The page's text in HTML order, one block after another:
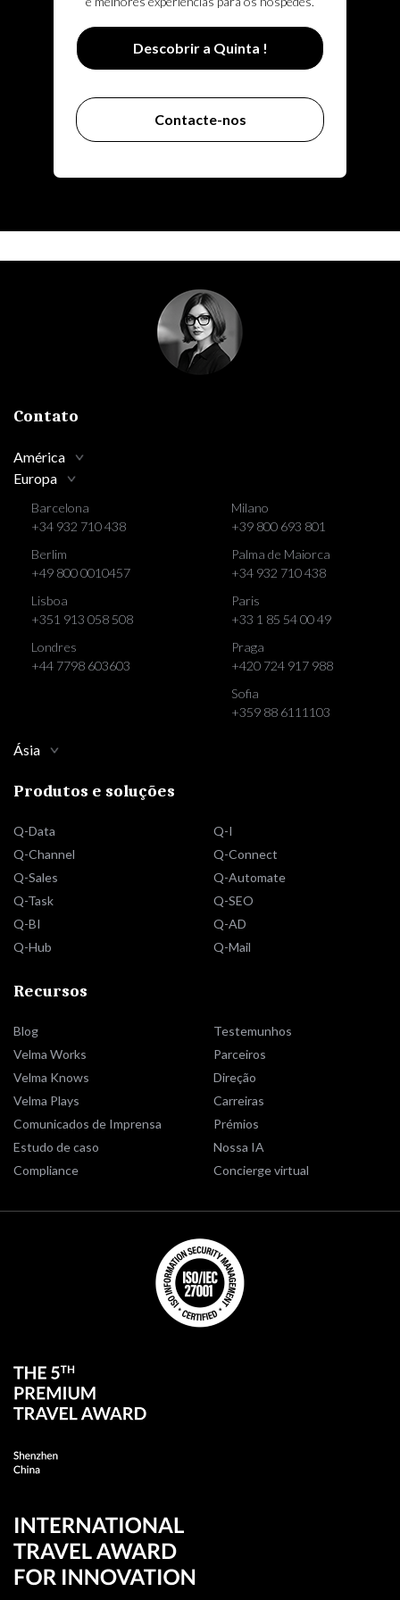
Descobrir a Quinta !
Contacte-nos
Contato
América
Europa
Barcelona
+34 932 710 438
Berlim
+49 800 0010457
Lisboa
+351 913 058 508
Londres
+44 7798 603603
Milano
+39 800 693 801
Palma de Maiorca
+34 932 710 438
Paris
+33 1 85 54 00 49
Praga
+420 724 917 988
Sofia
+359 88 6111103
Ásia
Produtos e soluções
Q-Data
Q-Channel
Q-Sales
Q-Task
Q-BI
Q-Hub
Q-I
Q-Connect
Q-Automate
Q-SEO
Q-AD
Q-Mail
Recursos
Blog
Velma Works
Velma Knows
Velma Plays
Comunicados de Imprensa
Estudo de caso
Compliance
Testemunhos
Parceiros
Direção
Carreiras
Prémios
Nossa IA
Concierge virtual